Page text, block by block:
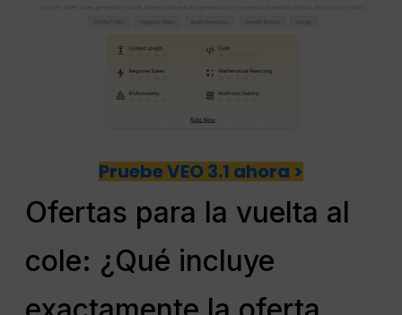
Pruebe VEO 3.1 ahora >
Ofertas para la vuelta al
cole: ¿Qué incluye